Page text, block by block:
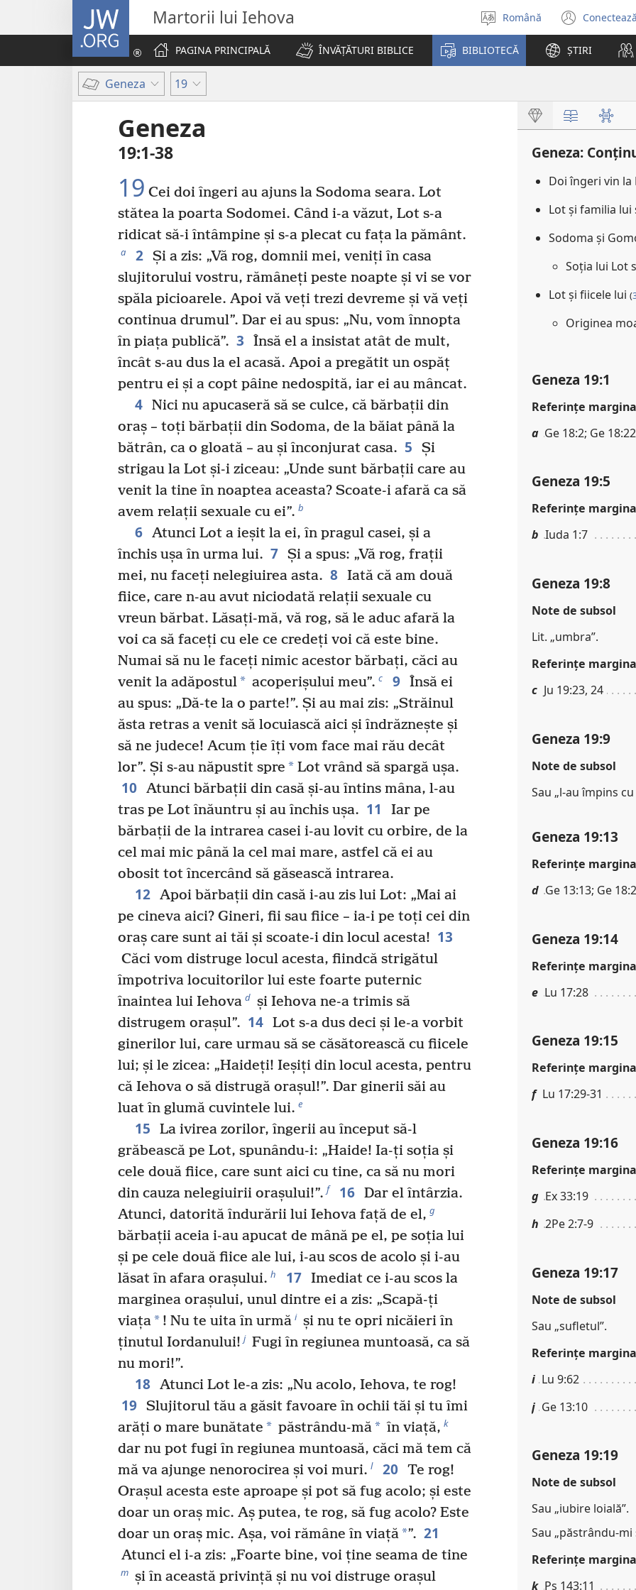
JW.ORG Martorii lui Iehova
Selectaţi
limba
Română
(se
PAGINA PRINCIPALĂ
ÎNVĂȚĂTURI BIBLICE BIBLIOTECĂ ȘTIRI
Geneza 19
Geneza
19:1-38
19 Cei doi îngeri au ajuns la Sodoma seara. Lot
stătea la poarta Sodomei. Când i-a văzut, Lot s-a
ridicat să-i întâmpine și s-a plecat cu fața la pământ.
a 2 Și a zis: „Vă rog, domnii mei, veniți în casa
slujitorului vostru, rămâneți peste noapte și vi se vor
spăla picioarele. Apoi vă veți trezi devreme și vă veți
continua drumul”. Dar ei au spus: „Nu, vom înnopta
în piața publică”. 3
Însă el a insistat atât de mult,
încât s-au dus la el acasă. Apoi a pregătit un ospăț
pentru ei și a copt pâine nedospită, iar ei au mâncat.
4 Nici nu apucaseră să se culce, că bărbații din
oraș – toți bărbații din Sodoma, de la băiat până la
bătrân, ca o gloată – au și înconjurat casa. 5
Și
strigau la Lot și-i ziceau: „Unde sunt bărbații care au
venit la tine în noaptea aceasta? Scoate-i afară ca să
avem relații sexuale cu ei”. b
6 Atunci Lot a ieșit la ei, în pragul casei, și a
închis ușa în urma lui. 7 Și a spus: „Vă rog, frații
mei, nu faceți nelegiuirea asta. 8 Iată că am două
fiice, care n-au avut niciodată relații sexuale cu
vreun bărbat. Lăsați-mă, vă rog, să le aduc afară la
voi ca să faceți cu ele ce credeți voi că este bine.
Numai să nu le faceți nimic acestor bărbați, căci au
venit la adăpostul* acoperișului meu”. c 9 Însă ei
au spus: „Dă-te la o parte!”. Și au mai zis: „Străinul
ăsta retras a venit să locuiască aici și îndrăznește și
să ne judece! Acum ție îți vom face mai rău decât
lor”. Și s-au năpustit spre * Lot vrând să spargă ușa.
10 Atunci bărbații din casă și-au întins mâna, l-au
tras pe Lot înăuntru și au închis ușa. 11
Iar pe
bărbații de la intrarea casei i-au lovit cu orbire, de la
cel mai mic până la cel mai mare, astfel că ei au
obosit tot încercând să găsească intrarea.
12 Apoi bărbații din casă i-au zis lui Lot: „Mai ai
pe cineva aici? Gineri, fii sau fiice – ia-i pe toți cei din
oraș care sunt ai tăi și scoate-i din locul acesta! 13
Căci vom distruge locul acesta, fiindcă strigătul
împotriva locuitorilor lui este foarte puternic
înaintea lui Iehova d și Iehova ne-a trimis să
distrugem orașul”. 14 Lot s-a dus deci și le-a vorbit
ginerilor lui, care urmau să se căsătorească cu fiicele
lui; și le zicea: „Haideți! Ieșiți din locul acesta, pentru
că Iehova o să distrugă orașul!”. Dar ginerii săi au
luat în glumă cuvintele lui. e
15
La ivirea zorilor, îngerii au început să-l
grăbească pe Lot, spunându-i: „Haide! Ia-ți soția și
cele două fiice, care sunt aici cu tine, ca să nu mori
din cauza nelegiuirii orașului!”. f 16 Dar el întârzia.
Atunci, datorită îndurării lui Iehova față de el, g
bărbații aceia i-au apucat de mână pe el, pe soția lui
și pe cele două fiice ale lui, i-au scos de acolo și i-au
lăsat în afara orașului. h 17 Imediat ce i-au scos la
marginea orașului, unul dintre ei a zis: „Scapă-ți
viața* ! Nu te uita în urmă i și nu te opri nicăieri în
ținutul Iordanului! j Fugi în regiunea muntoasă, ca să
nu mori!”.
18 Atunci Lot le-a zis: „Nu acolo, Iehova, te rog!
19 Slujitorul tău a găsit favoare în ochii tăi și tu îmi
arăți o mare bunătate * păstrându-mă* în viață, k
dar nu pot fugi în regiunea muntoasă, căci mă tem că
mă va ajunge nenorocirea și voi muri. l 20 Te rog!
Orașul acesta este aproape și pot să fug acolo; și este
doar un oraș mic. Aș putea, te rog, să fug acolo? Este
doar un oraș mic. Așa, voi rămâne în viață*”. 21
Atunci el i-a zis: „Foarte bine, voi ține seama de tine
m și în această privință și nu voi distruge orașul
Geneza:
Doi îngeri vin la
Lot și familia
Sodoma și
Soția lui Lot
Lot și fiicele lui (
Originea
Geneza 19:1
Referinţe
a Ge 18:2; Ge 18:22
Geneza 19:5
Referinţe
b Iuda 1:7
Geneza 19:8
Note de subsol
Lit. „umbra”.
Referinţe
c Ju 19:23, 24
Geneza 19:9
Note de subsol
Sau „l-au împins
Geneza 19:13
Referinţe
d Ge 13:13; Ge
Geneza 19:14
Referinţe
e Lu 17:28
Geneza 19:15
Referinţe
f Lu 17:29-31
Geneza 19:16
Referinţe
g Ex 33:19
h 2Pe 2:7-9
Geneza 19:17
Note de subsol
Sau „sufletul”.
Referinţe
i Lu 9:62
j Ge 13:10
Geneza 19:19
Note de subsol
Sau „iubire loială”.
Sau „păstrându-mi
Referinţe
k Ps 143:11